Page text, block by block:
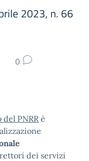
2023, n. 66
0
PNRRè
dei servizi